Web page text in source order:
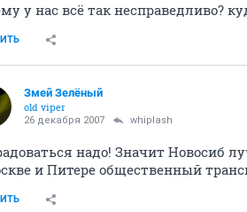
у нас всё так несправедливо?
Змей Зелёный
old viper
26 декабря 2007 whiplash
надо! Значит Новосиб
и Питере общественный